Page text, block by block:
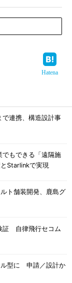
Hatena
で連携、構造設計事
でもできる「遠隔施
Starlinkで実現
ト舗装開発、鹿島グ
証 自律飛行セコム
ル型に 申請／設計か